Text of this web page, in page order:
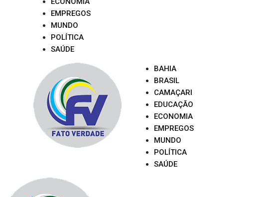
EMPREGOS
MUNDO
POLÍTICA
SAÚDE
BAHIA
BRASIL
CAMAÇARI
EDUCAÇÃO
ECONOMIA
EMPREGOS
MUNDO
POLÍTICA
SAÚDE